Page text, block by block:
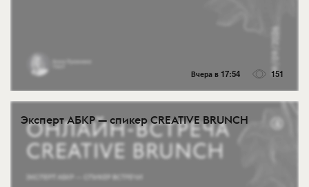
Вчера в 17:54 151
Эксперт АБКР — спикер CREATIVE BRUNCH